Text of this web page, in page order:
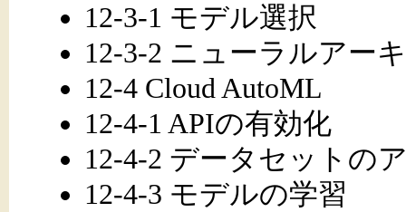
12-3-1 モデル選択
12-3-2 ニューラルアー
12-4 Cloud AutoML
12-4-1 APIの有効化
12-4-2 データセットの
12-4-3 モデルの学習